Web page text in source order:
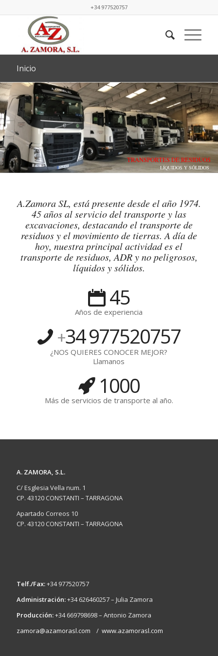
+34 977520757
Inicio
TRANSPORTES DE RESIDUOS
LÍQUIDOS Y SÓLIDOS
A.Zamora SL, está presente desde el año 1974.
45 años al servicio del transporte y las
excavaciones, destacando el transporte de
residuos y el movimiento de tierras. A día de
hoy, nuestra principal actividad es el
transporte de residuos, ADR y no peligrosos,
líquidos y sólidos.
45
Años de experiencia
+34977520757
¿NOS QUIERES CONOCER MEJOR?
Llamanos
1000
Más de servicios de transporte al año.
A. ZAMORA, S.L.
C/ Esglesia Vella num. 1
CP. 43120 CONSTANTI – TARRAGONA
Apartado Correos 10
CP. 43120 CONSTANTI – TARRAGONA
Telf./Fax:+34 977520757
Administración:+34 626460257 – Julia Zamora
Producción:+34 669798698 – Antonio Zamora
zamora@azamorasl.com / www.azamorasl.com